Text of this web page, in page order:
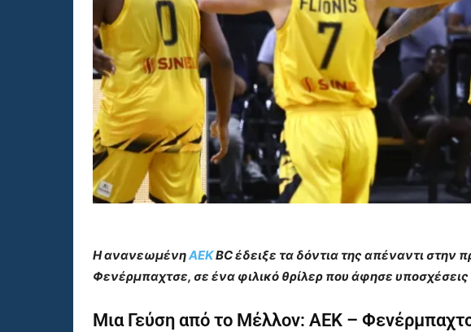
Η ανανεωμένηΑΕΚBC έδειξε τα δόντια της απέναντι στην
Φενέρμπαχτσε, σε ένα φιλικό θρίλερ που άφησε
Μια Γεύση από το Μέλλον: ΑΕΚ –